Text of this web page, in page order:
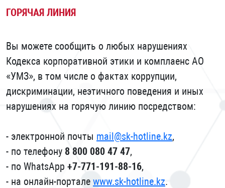
ГОРЯЧАЯ ЛИНИЯ
Вы можете сообщить о любых нарушениях
Кодекса корпоративной этики и комплаенс АО
«УМЗ», в том числе о фактах коррупции,
дискриминации, неэтичного поведения и иных
нарушениях на горячую линию посредством:
- электронной почты mail@sk-hotline.kz,
- по телефону 8 800 080 47 47,
- по WhatsApp +7-771-191-88-16,
- на онлайн-портале www.sk-hotline.kz.